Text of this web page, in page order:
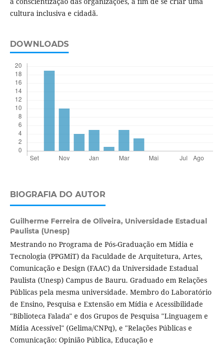
cultura inclusiva e cidadã.
DOWNLOADS
BIOGRAFIA DO AUTOR
Guilherme Ferreira de Oliveira, Universidade Estadual
Paulista (Unesp)
Mestrando no Programa de Pós-Graduação em Mídia e
Tecnologia (PPGMiT) da Faculdade de Arquitetura, Artes,
Comunicação e Design (FAAC) da Universidade Estadual
Paulista (Unesp) Campus de Bauru. Graduado em Relações
Públicas pela mesma universidade. Membro do Laboratório
de Ensino, Pesquisa e Extensão em Mídia e Acessibilidade
"Biblioteca Falada" e dos Grupos de Pesquisa "Linguagem e
Mídia Acessível" (Gelima/CNPq), e "Relações Públicas e
Comunicação: Opinião Pública, Educação e